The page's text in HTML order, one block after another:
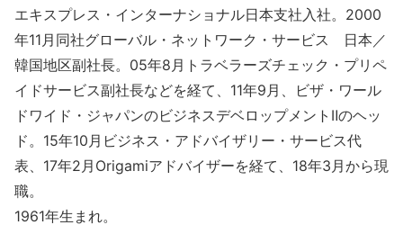
エキスプレス・インターナショナル日本支社入社。2000
年11月同社グローバル・ネットワーク・サービス 日本／
韓国地区副社長。05年8月トラベラーズチェック・プリペ
イドサービス副社長などを経て、11年9月、ビザ・ワール
ドワイド・ジャパンのビジネスデベロップメントⅡのヘッ
ド。15年10月ビジネス・アドバイザリー・サービス代
表、17年2月Origamiアドバイザーを経て、18年3月から現
職。
1961年生まれ。